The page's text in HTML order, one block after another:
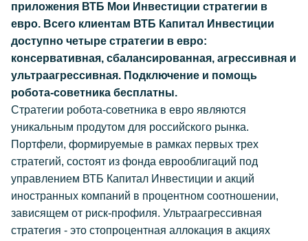
приложения ВТБ Мои Инвестиции стратегии в
евро. Всего клиентам ВТБ Капитал Инвестиции
доступно четыре стратегии в евро:
консервативная, сбалансированная, агрессивная и
ультраагрессивная. Подключение и помощь
робота-советника бесплатны.
Стратегии робота-советника в евро являются
уникальным продутом для российского рынка.
Портфели, формируемые в рамках первых трех
стратегий, состоят из фонда еврооблигаций под
управлением ВТБ Капитал Инвестиции и акций
иностранных компаний в процентном соотношении,
зависящем от риск-профиля. Ультраагрессивная
стратегия - это стопроцентная аллокация в акциях